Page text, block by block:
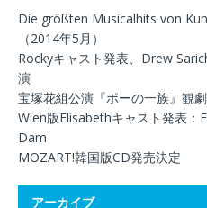
Die größten Musicalhits von
（2014年5月）
Rockyキャスト発表、Drew
演
宝塚花組公演『ポーの一族』観
Wien版Elisabethキャスト発表：
Dam
MOZART!韓国版CD発売決定
アーカイブ